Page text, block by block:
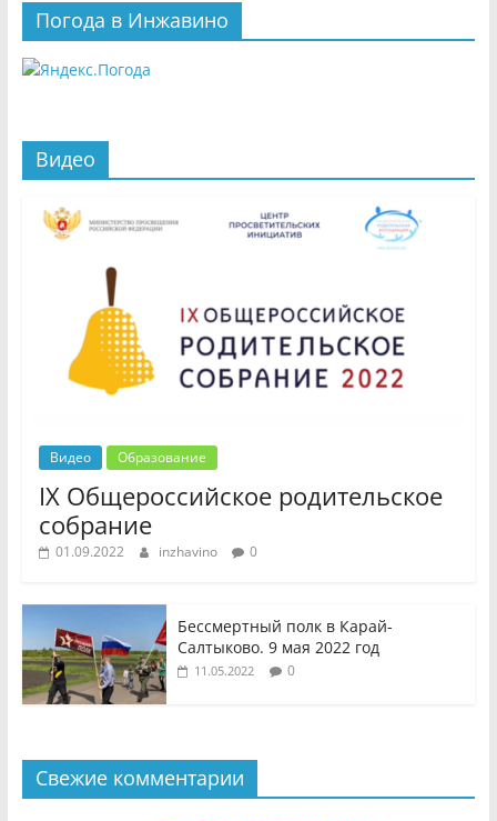
Погода в Инжавино
Видео
Видео Образование
IX Общероссийское родительское
собрание
01.09.2022 inzhavino 0
Бессмертный полк в Карай-
Салтыково. 9 мая 2022 год
11.05.2022 0
Свежие комментарии